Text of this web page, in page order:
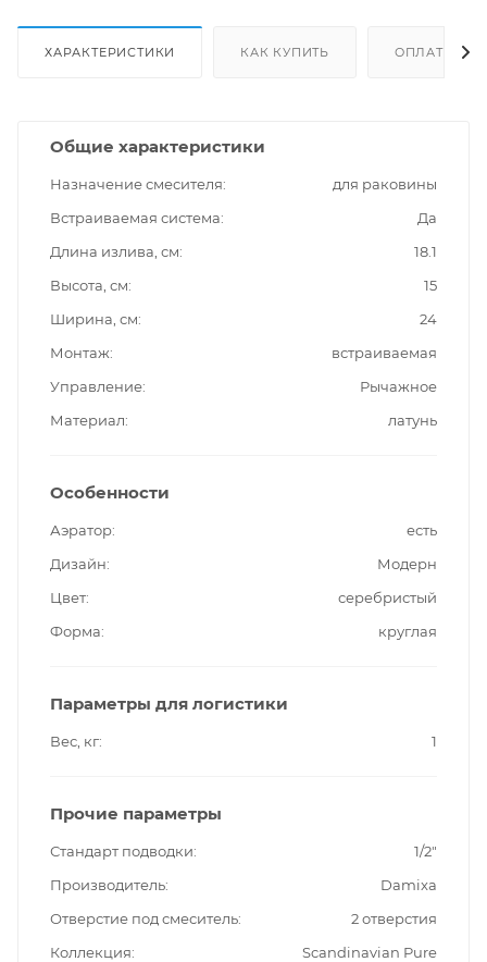
ХАРАКТЕРИСТИКИ КАК КУПИТЬ ОПЛАТА
Общие характеристики
Назначение смесителя
для раковины
Встраиваемая система
Да
Длина излива, см
18.1
Высота, см
15
Ширина, см
24
Монтаж
встраиваемая
Управление
Рычажное
Материал
латунь
Особенности
Аэратор
есть
Дизайн
Модерн
Цвет
серебристый
Форма
круглая
Параметры для логистики
Вес, кг 1
Прочие параметры
Стандарт подводки
1/2"
Производитель
Damixa
Отверстие под смеситель
2 отверстия
Коллекция
Scandinavian Pure